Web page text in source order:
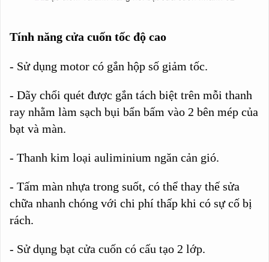
Tính năng cửa cuốn tốc độ cao
- Sử dụng motor có gắn hộp số giảm tốc.
- Dãy chổi quét được gắn tách biệt trên mỗi thanh
ray nhằm làm sạch bụi bẩn bấm vào 2 bên mép của
bạt và màn.
- Thanh kim loại auliminium ngăn cản gió.
- Tấm màn nhựa trong suốt, có thể thay thế sửa
chữa nhanh chóng với chi phí thấp khi có sự cố bị
rách.
- Sử dụng bạt cửa cuốn có cấu tạo 2 lớp.